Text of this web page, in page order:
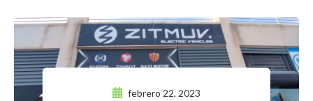
febrero 22, 2023